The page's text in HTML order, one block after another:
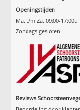
Openingstijden
Ma. t/m Za. 09:00-17:00u
Zondags gesloten
Reviews